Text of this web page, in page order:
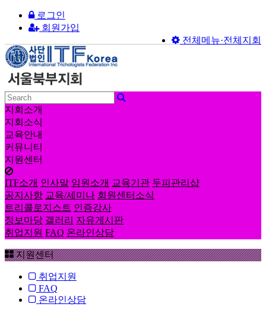
로그인
회원가입
전체메뉴·전체지회
지회소개
지회소식
교육안내
커뮤니티
지원센터
ITF소개 인사말 임원소개 교육기관 두피관리샵
공지사항 교육/세미나 회원센터소식
트리콜로지스트 인증강사
정보마당 갤러리 자유게시판
취업지원 FAQ 온라인상담
지원센터
취업지원
FAQ
온라인상담